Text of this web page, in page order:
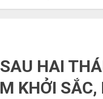
HAI
KHỞI SẮC,